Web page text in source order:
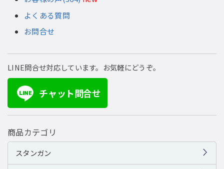
よくある質問
お問合せ
LINE問合せ対応しています。お気軽にどうぞ。
LINE チャット問合せ
商品カテゴリ
スタンガン